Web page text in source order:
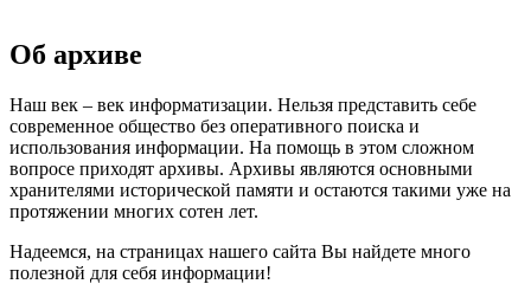
Об архиве
Наш век – век информатизации. Нельзя представить себе
современное общество без оперативного поиска и
использования информации. На помощь в этом сложном
вопросе приходят архивы. Архивы являются основными
хранителями исторической памяти и остаются такими уже на
протяжении многих сотен лет.
Надеемся, на страницах нашего сайта Вы найдете много
полезной для себя информации!